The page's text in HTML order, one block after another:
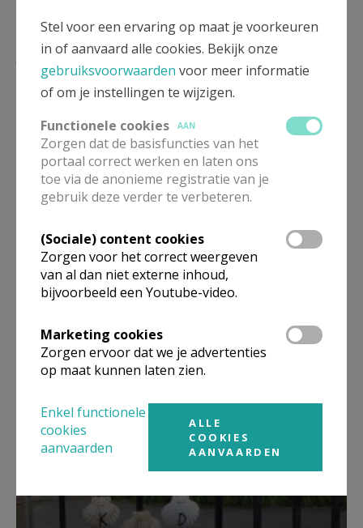
Lees meer
Eerste Communiehoekje
Stel voor een ervaring op maat je voorkeuren
in of aanvaard alle cookies. Bekijk onze
gebruiksvoorwaarden voor meer informatie
of om je instellingen te wijzigen.
Functionele cookies
AAN
Zorgen dat de basisfuncties van het
portaal correct werken en laten ons
toe via de anonieme registratie van je
gebruik deze verder te verbeteren.
(Sociale) content cookies
Zorgen voor het correct weergeven
van al dan niet externe inhoud,
bijvoorbeeld een Youtube-video.
Marketing cookies
Zorgen ervoor dat we je advertenties
op maat kunnen laten zien.
Enkel functionele
cookies
aanvaarden
ALLE
COOKIES
AANVAARDEN